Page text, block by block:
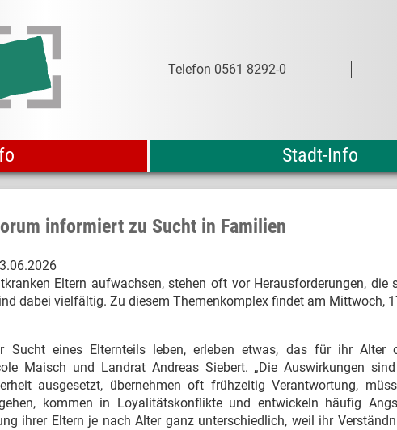
Telefon 0561 8292-0
Stadt-Info
informiert zu Sucht in Familien
Eltern aufwachsen, stehen oft vor Herausforderungen, die
dabei vielfältig. Zu diesem Themenkomplex findet am Mittwoch,
Sucht eines Elternteils leben, erleben etwas, das für ihr
Maisch und Landrat Andreas Siebert. „Die Auswirkungen
ausgesetzt, übernehmen oft frühzeitig Verantwortung,
kommen in Loyalitätskonflikte und entwickeln häufig
ihrer Eltern je nach Alter ganz unterschiedlich, weil ihr